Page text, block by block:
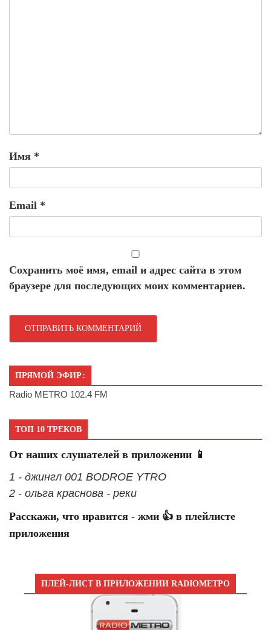
Имя *
Email *
Сохранить моё имя, email и адрес сайта в этом
браузере для последующих моих комментариев.
ПРЯМОЙ ЭФИР:
Radio METRO 102.4 FM
ТОП 10 ТРЕКОВ
От наших слушателей в приложении 📱
1 - джингл 001 BODROE YTRO
2 - ольга краснова - реки
Расскажи, что нравится - жми 👍 в плейлисте
приложения
ПЛЕЙ-ЛИСТ В ПРИЛОЖЕНИИ RADIOМЕТРО